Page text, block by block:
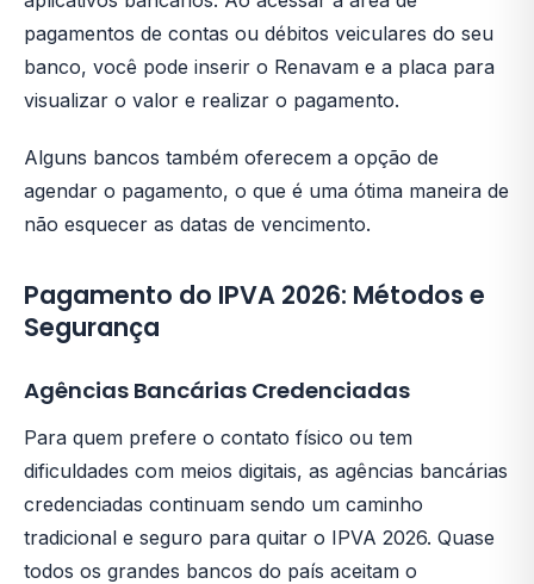
pagamentos de contas ou débitos veiculares do seu
banco, você pode inserir o Renavam e a placa para
visualizar o valor e realizar o pagamento.
Alguns bancos também oferecem a opção de
agendar o pagamento, o que é uma ótima maneira de
não esquecer as datas de vencimento.
Pagamento do IPVA 2026: Métodos e
Segurança
Agências Bancárias Credenciadas
Para quem prefere o contato físico ou tem
dificuldades com meios digitais, as agências bancárias
credenciadas continuam sendo um caminho
tradicional e seguro para quitar o IPVA 2026. Quase
todos os grandes bancos do país aceitam o